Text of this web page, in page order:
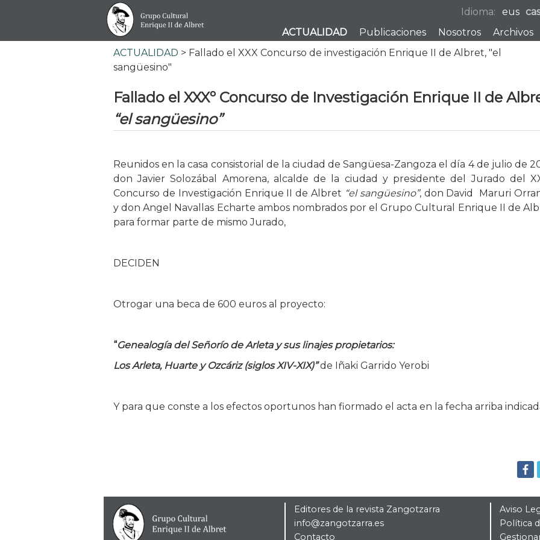
ACTUALIDAD Publicaciones Nosotros Archivos
Idioma: eus cas
ACTUALIDAD > Fallado el XXX Concurso de investigación Enrique II de Albret, "el
sangüesino"
Fallado el XXXº Concurso de Investigación Enrique II de
“el sangüesino”
Reunidos en la casa consistorial de la ciudad de Sangüesa-Zangoza el día 4 de julio de
don Javier Solozábal Amorena, alcalde de la ciudad y presidente del Jurado del
Concurso de Investigación Enrique II de Albret “el sangüesino”, don David Maruri
y don Angel Navallas Echarte ambos nombrados por el Grupo Cultural Enrique II de
para formar parte de mismo Jurado,
DECIDEN
Otrogar una beca de 600 euros al proyecto:
“Genealogía del Señorío de Arleta y sus linajes propietarios:
Los Arleta, Huarte y Ozcáriz (siglos XIV-XIX)” de Iñaki Garrido Yerobi
Y para que conste a los efectos oportunos han fiormado el acta en la fecha arriba
Editores de la revista Zangotzarra
info@zangotzarra.es
Contacto
Aviso
Política